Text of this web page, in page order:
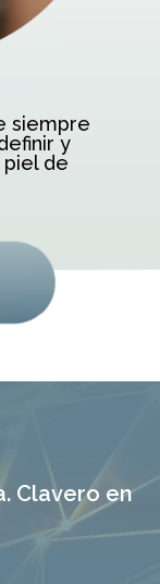
siempre
y
de
Clavero en